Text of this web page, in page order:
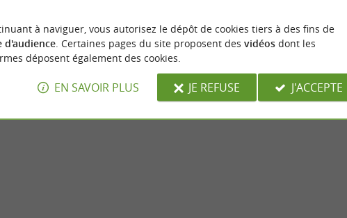
Vère
Villefranche-de-Rouergue
à naviguer, vous autorisez le dépôt de cookies tiers à des fins de
d'audience. Certaines pages du site proposent des vidéosdont les
déposent également des cookies.
EN SAVOIR PLUS JE REFUSE J'ACCEPTE